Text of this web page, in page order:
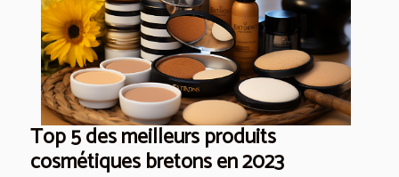
Top 5 des meilleurs produits
cosmétiques bretons en 2023